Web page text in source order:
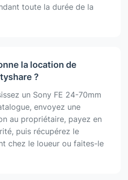
toute la durée de la
la location de
?
un Sony FE 24-70mm
envoyez une
au propriétaire, payez en
puis récupérez le
chez le loueur ou faites-le